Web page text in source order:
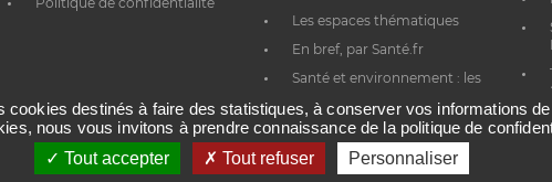
Les espaces thématiques
En bref, par Santé.fr
Santé et environnement : les
cookies destinés à faire des statistiques, à conserver vos informations
nous vous invitons à prendre connaissance de la politique de
Tout accepter
Tout refuser Personnaliser